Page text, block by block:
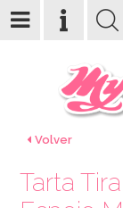
Volver
Tarta